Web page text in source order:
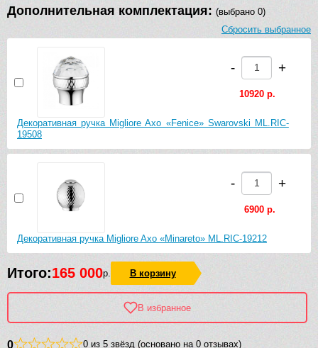
Дополнительная комплектация: (выбрано 0)
Сбросить выбранное
Декоративная ручка Migliore Axo «Fenice» Swarovski ML.RIC-
19508
- +
10920 р.
Декоративная ручка Migliore Axo «Minareto» ML.RIC-19212
- +
6900 р.
Итого:165 000р. В корзину
В избранное
0 0 из 5 звёзд (основано на 0 отзывах)